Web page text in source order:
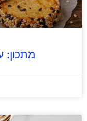
מתכון: